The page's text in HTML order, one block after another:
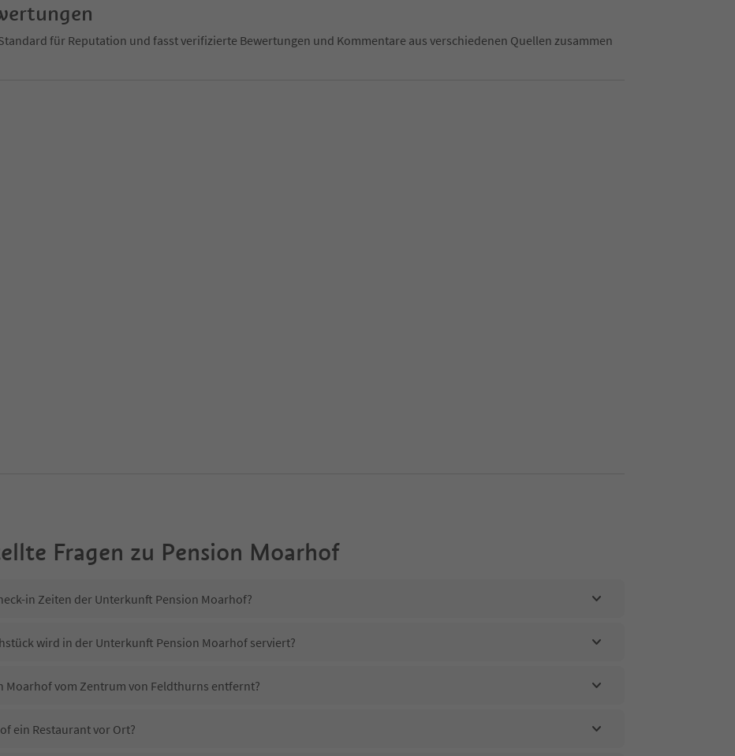
für Reputation und fasst verifizierte Bewertungen und Kommentare aus verschiedenen Quellen zusammen
Fragen zu Pension Moarhof
in Zeiten der Unterkunft Pension Moarhof?
wird in der Unterkunft Pension Moarhof serviert?
Moarhof vom Zentrum von Feldthurns entfernt?
ein Restaurant vor Ort?